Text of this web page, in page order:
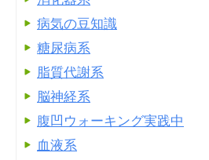
病気の豆知識
糖尿病系
脂質代謝系
脳神経系
腹凹ウォーキング実践中
血液系